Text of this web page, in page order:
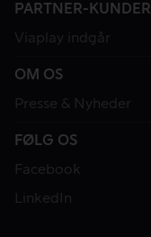
PARTNER-KUNDER
Viaplay indgår
OM OS
Presse & Nyheder
FØLG OS
Facebook
LinkedIn